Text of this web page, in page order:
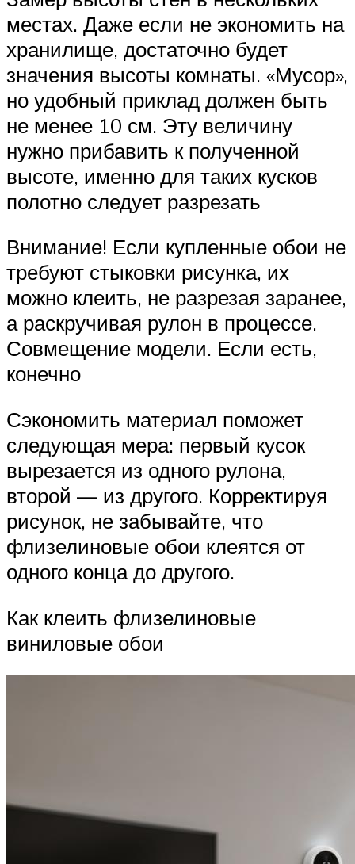
местах. Даже если не экономить на
хранилище, достаточно будет
значения высоты комнаты. «Мусор»,
но удобный приклад должен быть
не менее 10 см. Эту величину
нужно прибавить к полученной
высоте, именно для таких кусков
полотно следует разрезать
Внимание! Если купленные обои не
требуют стыковки рисунка, их
можно клеить, не разрезая заранее,
а раскручивая рулон в процессе.
Совмещение модели. Если есть,
конечно
Сэкономить материал поможет
следующая мера: первый кусок
вырезается из одного рулона,
второй — из другого. Корректируя
рисунок, не забывайте, что
флизелиновые обои клеятся от
одного конца до другого.
Как клеить флизелиновые
виниловые обои